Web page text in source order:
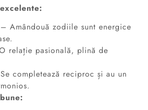
– Amândouă zodiile sunt energice
relație pasională, plină de
completează reciproc și au un